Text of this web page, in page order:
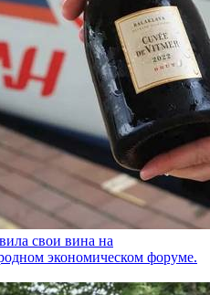
свои вина на
экономическом форуме.